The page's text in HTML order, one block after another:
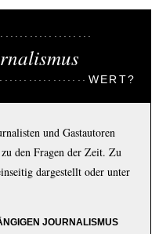
WERT?
und Gastautoren
den Fragen der Zeit. Zu
dargestellt oder unter
JOURNALISMUS